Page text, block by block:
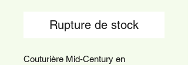
Rupture de stock
Couturière Mid-Century en